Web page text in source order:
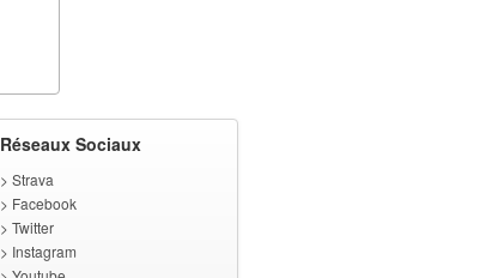
Réseaux Sociaux
> Strava
> Facebook
> Twitter
> Instagram